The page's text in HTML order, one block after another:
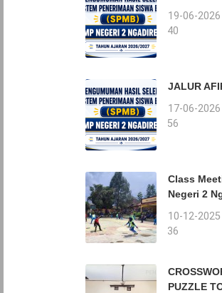
19-06-2026
16:40
JALUR
17-06-2026
16:56
Class
Negeri 2
10-12-2025
16:36
PUZZLE